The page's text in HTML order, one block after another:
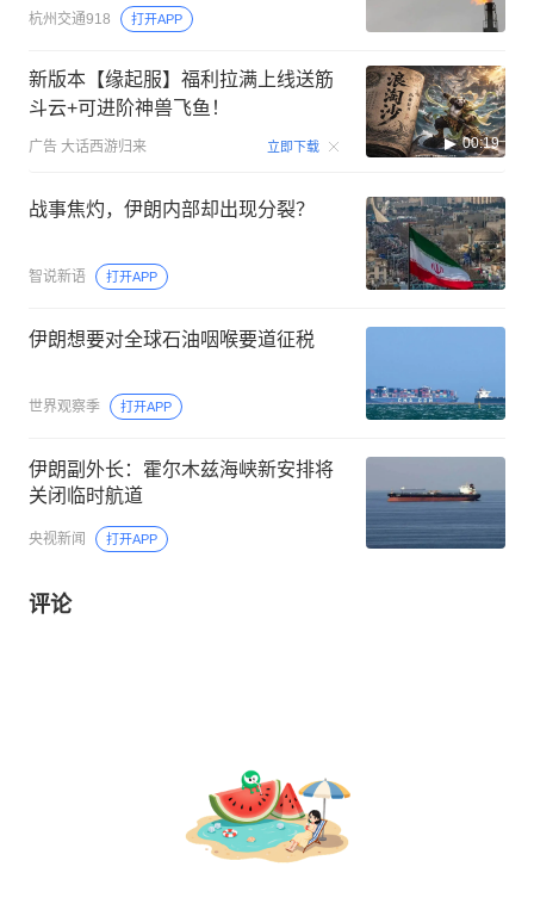
杭州交通918 打开APP
新版本【缘起服】福利拉满上线送筋
斗云+可进阶神兽飞鱼！
广告 大话西游归来 立即下载 00:19
战事焦灼，伊朗内部却出现分裂？
智说新语 打开APP
伊朗想要对全球石油咽喉要道征税
世界观察季 打开APP
伊朗副外长：霍尔木兹海峡新安排将
关闭临时航道
央视新闻 打开APP
评论